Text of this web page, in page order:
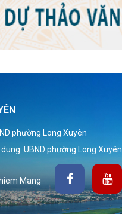
phường Long Xuyên
UBND phường Long Xuyên